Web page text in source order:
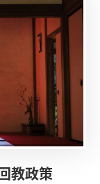
教政策